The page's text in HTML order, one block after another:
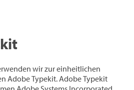
wir zur einheitlichen
Adobe Typekit. Adobe Typekit